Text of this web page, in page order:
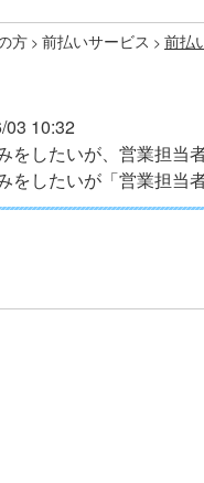
方 > 前払いサービス > 前払
03 10:32
をしたいが、営業担当
をしたいが「営業担当